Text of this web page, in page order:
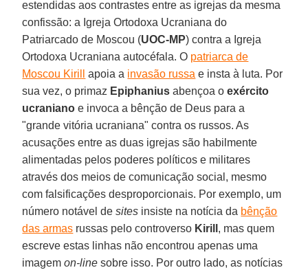
estendidas aos contrastes entre as igrejas da mesma
confissão: a Igreja Ortodoxa Ucraniana do
Patriarcado de Moscou (UOC-MP) contra a Igreja
Ortodoxa Ucraniana autocéfala. O patriarca de
Moscou Kirill
apoia a invasão russa e insta à luta. Por
sua vez, o primaz Epiphanius abençoa oexército
ucraniano e invoca a bênção de Deus para a
"grande vitória ucraniana" contra os russos. As
acusações entre as duas igrejas são habilmente
alimentadas pelos poderes políticos e militares
através dos meios de comunicação social, mesmo
com falsificações desproporcionais. Por exemplo, um
número notável desites insiste na notícia da bênção
das armas russas pelo controverso Kirill , mas quem
escreve estas linhas não encontrou apenas uma
imagemon-line sobre isso. Por outro lado, as notícias